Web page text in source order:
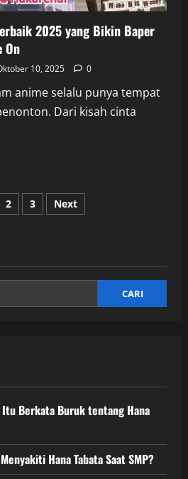
2025 yang Bikin Baper
On
10, 2025 0
anime selalu punya tempat
Dari kisah cinta
2 3 Next
CARI
Berkata Buruk tentang Hana
Hana Tabata Saat SMP?